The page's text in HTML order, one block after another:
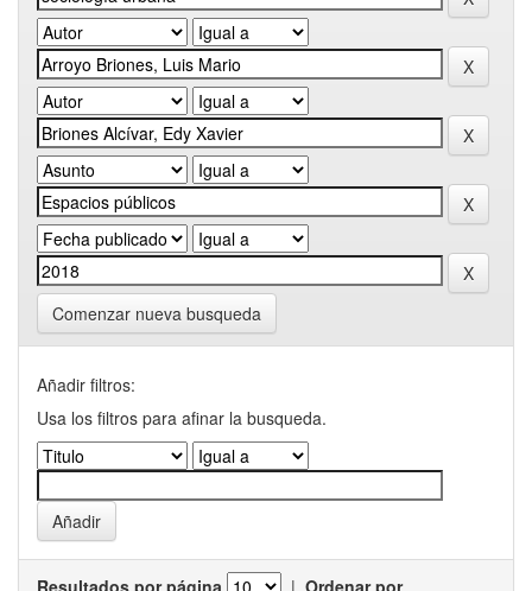
Comenzar nueva busqueda
Añadir filtros:
Usa los filtros para afinar la busqueda.
Resultados por página | Ordenar por